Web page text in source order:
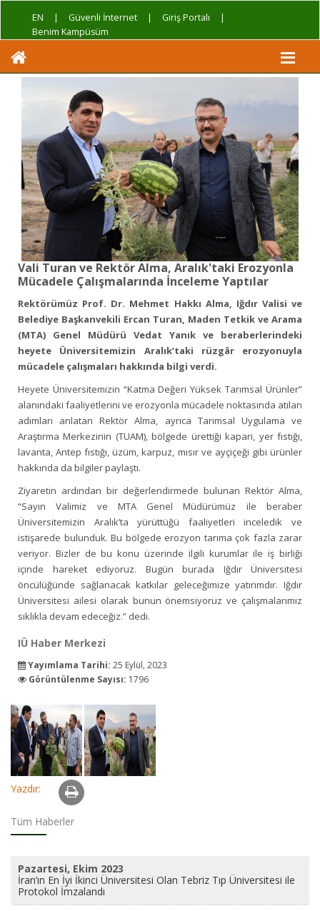
EN | Güvenli İnternet | Giriş Portalı
|
Benim Kampüsüm
Vali Turan ve Rektör Alma, Aralık'taki Erozyonla
Mücadele Çalışmalarında İnceleme Yaptılar
Rektörümüz Prof. Dr. Mehmet Hakkı Alma, Iğdır Valisi ve
Belediye Başkanvekili Ercan Turan, Maden Tetkik ve Arama
(MTA) Genel Müdürü Vedat Yanık ve beraberlerindeki
heyete Üniversitemizin Aralık’taki rüzgâr erozyonuyla
mücadele çalışmaları hakkında bilgi verdi.
Heyete Üniversitemizin “Katma Değeri Yüksek Tarımsal Ürünler”
alanındaki faaliyetlerini ve erozyonla mücadele noktasında atılan
adımları anlatan Rektör Alma, ayrıca Tarımsal Uygulama ve
Araştırma Merkezinin (TUAM), bölgede ürettiği kapari, yer fıstığı,
lavanta, Antep fıstığı, üzüm, karpuz, mısır ve ayçiçeği gibi ürünler
hakkında da bilgiler paylaştı.
Ziyaretin ardından bir değerlendirmede bulunan Rektör Alma,
“Sayın Valimiz ve MTA Genel Müdürümüz ile beraber
Üniversitemizin Aralık’ta yürüttüğü faaliyetleri inceledik ve
istişarede bulunduk. Bu bölgede erozyon tarıma çok fazla zarar
veriyor. Bizler de bu konu üzerinde ilgili kurumlar ile iş birliği
içinde hareket ediyoruz. Bugün burada Iğdır Üniversitesi
öncülüğünde sağlanacak katkılar geleceğimize yatırımdır. Iğdır
Üniversitesi ailesi olarak bunun önemsiyoruz ve çalışmalarımız
sıklıkla devam edeceğiz.” dedi.
IÜ Haber Merkezi
Yayımlama Tarihi: 25 Eylül, 2023
Görüntülenme Sayısı: 1796
Yazdır:
Tüm Haberler
Pazartesi, Ekim 2023
İran’ın En İyi İkinci Üniversitesi Olan Tebriz Tıp Üniversitesi ile
Protokol İmzalandı